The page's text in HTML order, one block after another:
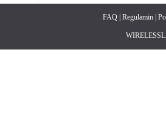
FAQ| Regulamin|